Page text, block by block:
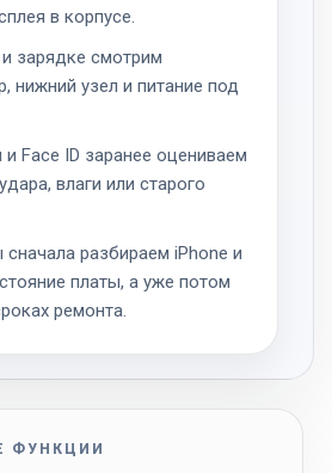
в корпусе.
зарядке смотрим
нижний узел и питание под
Face ID заранее оцениваем
влаги или старого
разбираем iPhone и
платы, а уже потом
ремонта.
ФУНКЦИИ